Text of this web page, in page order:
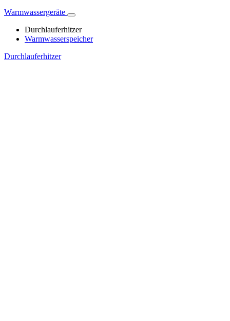
Warmwassergeräte
Durchlauferhitzer
Warmwasserspeicher
Durchlauferhitzer